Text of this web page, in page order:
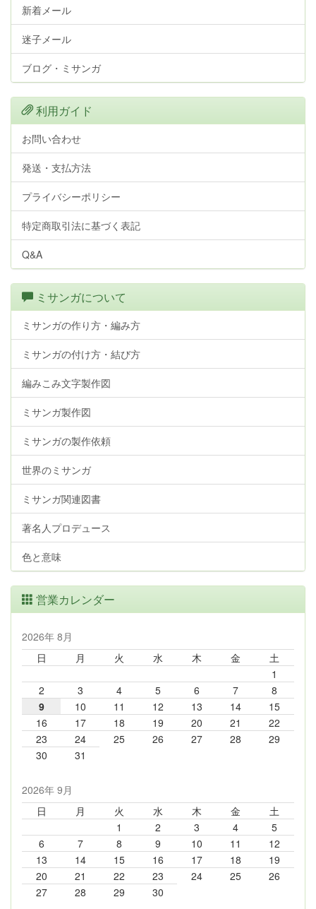
新着メール
迷子メール
ブログ・ミサンガ
利用ガイド
お問い合わせ
発送・支払方法
プライバシーポリシー
特定商取引法に基づく表記
Q&A
ミサンガについて
ミサンガの作り方・編み方
ミサンガの付け方・結び方
編みこみ文字製作図
ミサンガ製作図
ミサンガの製作依頼
世界のミサンガ
ミサンガ関連図書
著名人プロデュース
色と意味
営業カレンダー
2026年 8月
日
月 火 水 木 金
土
1
2
3 4 5 6 7
8
9
10 11 12 13 14
15
16
17 18 19 20 21
22
23
24 25 26 27 28
29
30
31
2026年 9月
日
月 火 水 木 金
土
1
2 3 4
5
6
7 8 9 10 11
12
13
14 15 16 17 18
19
20
21 22 23 24 25
26
27
28 29 30